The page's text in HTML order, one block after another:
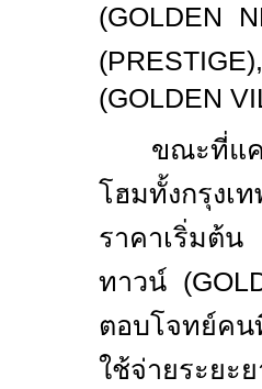
(GOLDEN
(PRESTIGE),
(GOLDEN
ขณะที่แ
โฮมทั้งกรุง
ราคาเริ่มต้
ทาวน์ (
ตอบโจทย์ค
ใช้จ่ายระยะย